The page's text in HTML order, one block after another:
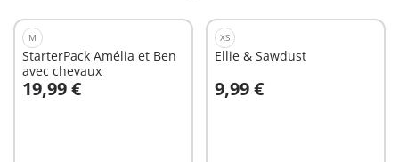
M
StarterPack Amélia et Ben
avec chevaux
19,99 €
Au panier
XS
Ellie & Sawdust
9,99 €
Au panier